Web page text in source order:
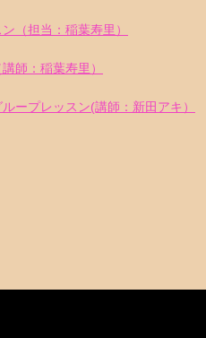
（担当：稲葉寿里）
師：稲葉寿里）
ープレッスン(講師：新田アキ）